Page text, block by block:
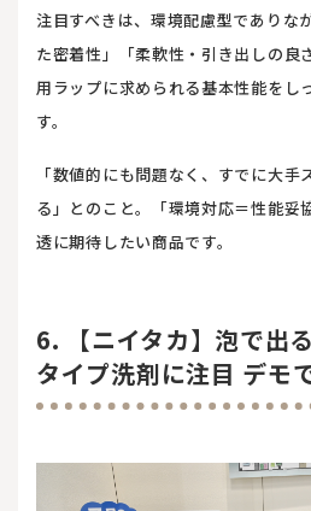
注目すべきは、環境配慮型でありな
た密着性」「柔軟性・引き出しの良
用ラップに求められる基本性能をし
す。
「数値的にも問題なく、すでに大手
る」とのこと。「環境対応＝性能妥
透に期待したい商品です。
6. 【ニイタカ】泡で出
タイプ洗剤に注目 デモ